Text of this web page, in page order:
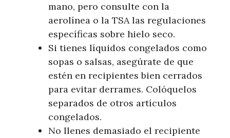
mano, pero consulte con la
aerolínea o la TSA las regulaciones
específicas sobre hielo seco.
Si tienes líquidos congelados como
sopas o salsas, asegúrate de que
estén en recipientes bien cerrados
para evitar derrames. Colóquelos
separados de otros artículos
congelados.
No llenes demasiado el recipiente